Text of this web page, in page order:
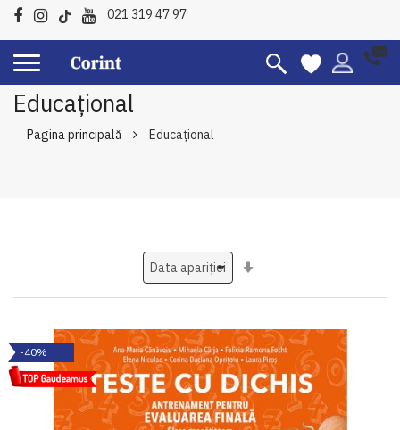
021 319 47 97
Educațional
Pagina principală Educațional
-40%